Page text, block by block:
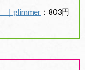
｜glimmer ：803円